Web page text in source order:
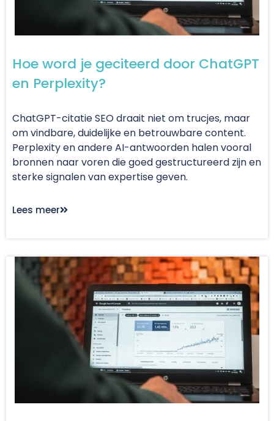
Hoe word je geciteerd door ChatGPT
en Perplexity?
ChatGPT-citatie SEO draait niet om trucjes, maar
om vindbare, duidelijke en betrouwbare content.
Perplexity en andere AI-antwoorden halen vooral
bronnen naar voren die goed gestructureerd zijn en
sterke signalen van expertise geven.
Lees meer